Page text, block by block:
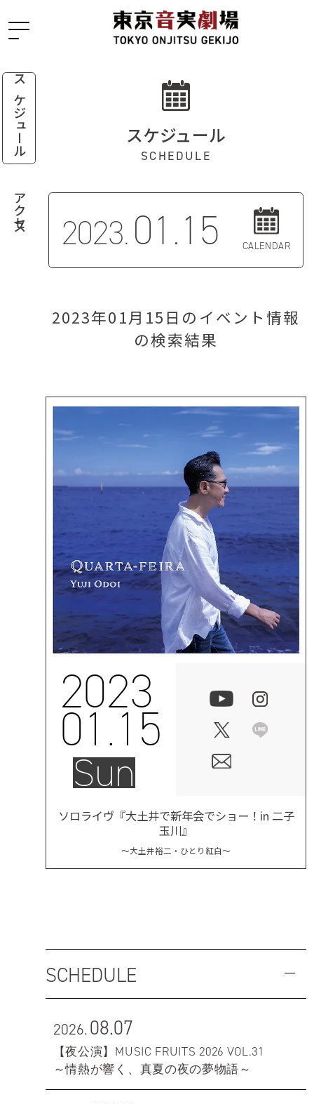
スケジュール
アクセス
スケジュール
SCHEDULE
2023.01.15 CALENDAR
2023年01月15日のイベント情報
の検索結果
2023
01.15
Sun
ソロライヴ『大土井で新年会でショー！in 二子
玉川』
〜大土井裕二・ひとり紅白〜
SCHEDULE
2026.08.07
【夜公演】MUSIC FRUITS 2026 VOL.31
～情熱が響く、真夏の夜の夢物語～